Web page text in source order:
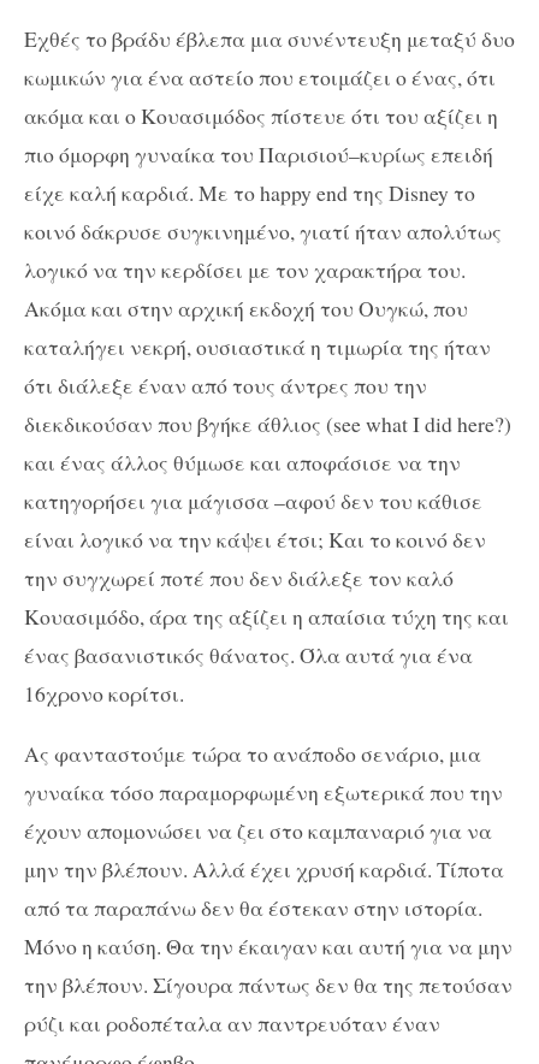
Εχθές το βράδυ έβλεπα μια συνέντευξη μεταξύ δυο
κωμικών για ένα αστείο που ετοιμάζει ο ένας, ότι
ακόμα και ο Κουασιμόδος πίστευε ότι του αξίζει η
πιο όμορφη γυναίκα του Παρισιού–κυρίως επειδή
είχε καλή καρδιά. Με το happy end της Disney το
κοινό δάκρυσε συγκινημένο, γιατί ήταν απολύτως
λογικό να την κερδίσει με τον χαρακτήρα του.
Ακόμα και στην αρχική εκδοχή του Ουγκώ, που
καταλήγει νεκρή, ουσιαστικά η τιμωρία της ήταν
ότι διάλεξε έναν από τους άντρες που την
διεκδικούσαν που βγήκε άθλιος (see what I did here?)
και ένας άλλος θύμωσε και αποφάσισε να την
κατηγορήσει για μάγισσα –αφού δεν του κάθισε
είναι λογικό να την κάψει έτσι; Και το κοινό δεν
την συγχωρεί ποτέ που δεν διάλεξε τον καλό
Κουασιμόδο, άρα της αξίζει η απαίσια τύχη της και
ένας βασανιστικός θάνατος. Όλα αυτά για ένα
16χρονο κορίτσι.
Ας φανταστούμε τώρα το ανάποδο σενάριο, μια
γυναίκα τόσο παραμορφωμένη εξωτερικά που την
έχουν απομονώσει να ζει στο καμπαναριό για να
μην την βλέπουν. Αλλά έχει χρυσή καρδιά. Τίποτα
από τα παραπάνω δεν θα έστεκαν στην ιστορία.
Μόνο η καύση. Θα την έκαιγαν και αυτή για να μην
την βλέπουν. Σίγουρα πάντως δεν θα της πετούσαν
ρύζι και ροδοπέταλα αν παντρευόταν έναν